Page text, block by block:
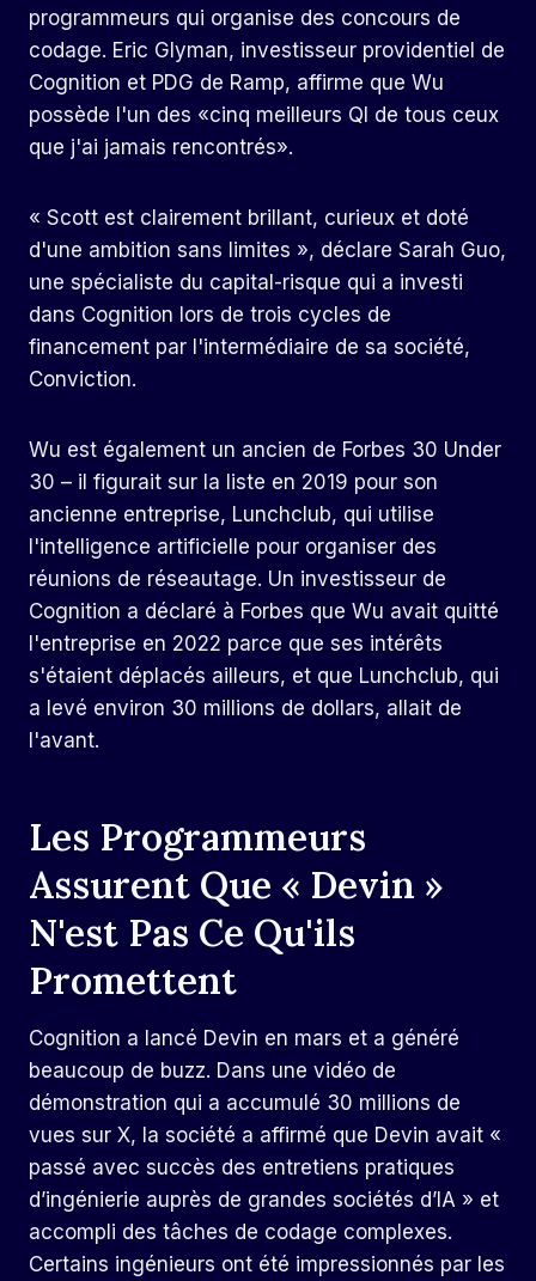
programmeurs qui organise des concours de
codage. Eric Glyman, investisseur providentiel de
Cognition et PDG de Ramp, affirme que Wu
possède l'un des «cinq meilleurs QI de tous ceux
que j'ai jamais rencontrés».
« Scott est clairement brillant, curieux et doté
d'une ambition sans limites », déclare Sarah Guo,
une spécialiste du capital-risque qui a investi
dans Cognition lors de trois cycles de
financement par l'intermédiaire de sa société,
Conviction.
Wu est également un ancien de Forbes 30 Under
30 – il figurait sur la liste en 2019 pour son
ancienne entreprise, Lunchclub, qui utilise
l'intelligence artificielle pour organiser des
réunions de réseautage. Un investisseur de
Cognition a déclaré à Forbes que Wu avait quitté
l'entreprise en 2022 parce que ses intérêts
s'étaient déplacés ailleurs, et que Lunchclub, qui
a levé environ 30 millions de dollars, allait de
l'avant.
Les Programmeurs
Assurent Que « Devin »
N'est Pas Ce Qu'ils
Promettent
Cognition a lancé Devin en mars et a généré
beaucoup de buzz. Dans une vidéo de
démonstration qui a accumulé 30 millions de
vues sur X, la société a affirmé que Devin avait «
passé avec succès des entretiens pratiques
d’ingénierie auprès de grandes sociétés d’IA » et
accompli des tâches de codage complexes.
Certains ingénieurs ont été impressionnés par les